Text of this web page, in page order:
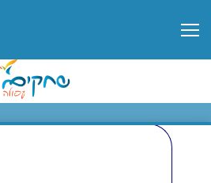
יצירה וחוויה חנ"מ -
חנ"מ